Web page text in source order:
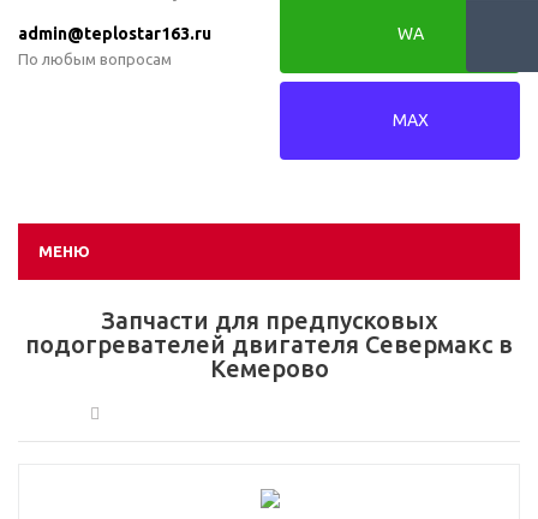
admin@teplostar163.ru
По любым вопросам
WA
MAX
МЕНЮ
Запчасти для предпусковых
подогревателей двигателя Севермакс в
Кемерово